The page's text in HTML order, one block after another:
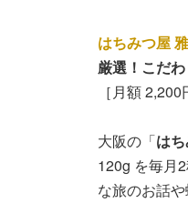
はちみつ屋
厳選！こだ
［月額
大阪の「は
120g を毎月
な旅のお話